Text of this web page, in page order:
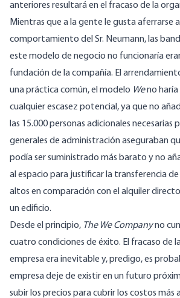
anteriores resultará en el fracaso de la
Mientras que a la gente le gusta aferrarse
comportamiento del Sr. Neumann, las
este modelo de negocio no funcionaría
fundación de la compañía. El
una práctica común, el modelo Weno haría
cualquier escasez potencial, ya que no
las 15.000 personas adicionales necesarias
generales de administración aseguraban
podía ser suministrado más barato y no
al espacio para justificar la transferencia de
altos en comparación con el alquiler
un edificio.
Desde el principio, The We Companyno
cuatro condiciones de éxito. El fracaso de
empresa era inevitable y, predigo, es
empresa deje de existir en un futuro
subir los precios para cubrir los costos más